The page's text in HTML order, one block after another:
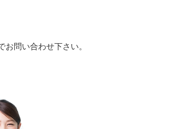
問い合わせ下さい。